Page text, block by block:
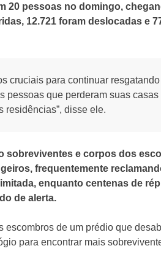
20 pessoas no domingo,
12.721 foram deslocadas e
cruciais para continuar
pessoas que perderam suas casas
residências”, disse ele.
sobreviventes e corpos dos
frequentemente
enquanto centenas de
de alerta.
de um prédio que
para encontrar mais